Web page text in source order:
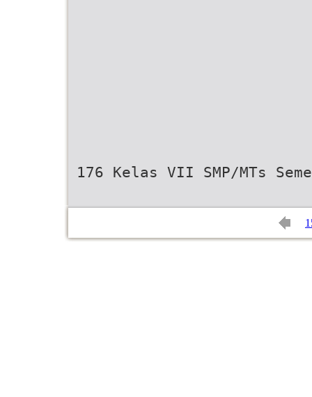
176 Kelas VII SMP/MTs